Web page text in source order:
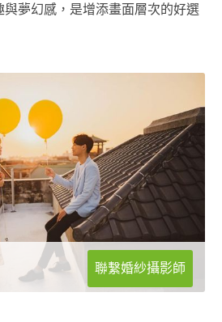
夢幻感，是增添畫面層次的好選
聯繫婚紗攝影師